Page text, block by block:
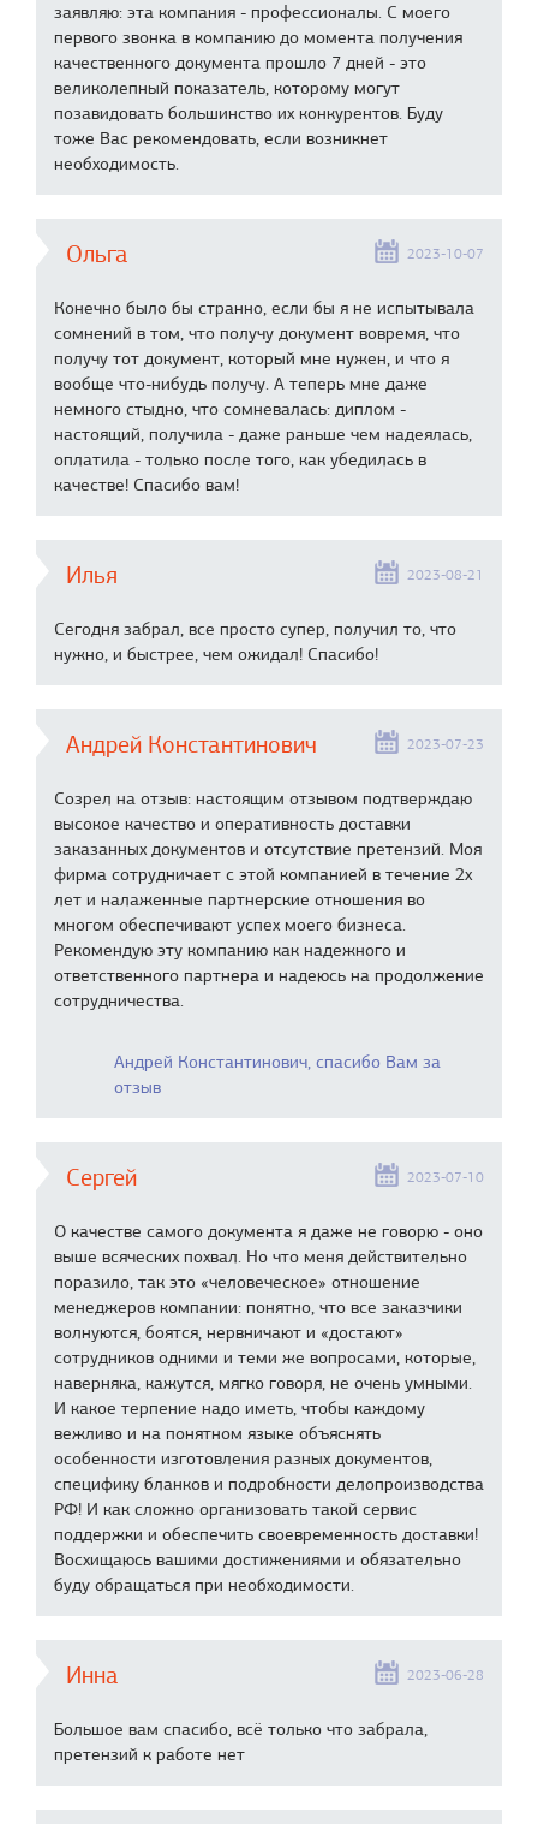
заявляю: эта компания - профессионалы. С моего
первого звонка в компанию до момента получения
качественного документа прошло 7 дней - это
великолепный показатель, которому могут
позавидовать большинство их конкурентов. Буду
тоже Вас рекомендовать, если возникнет
необходимость.
Ольга 2023-10-07
Конечно было бы странно, если бы я не испытывала
сомнений в том, что получу документ вовремя, что
получу тот документ, который мне нужен, и что я
вообще что-нибудь получу. А теперь мне даже
немного стыдно, что сомневалась: диплом -
настоящий, получила - даже раньше чем надеялась,
оплатила - только после того, как убедилась в
качестве! Спасибо вам!
Илья 2023-08-21
Сегодня забрал, все просто супер, получил то, что
нужно, и быстрее, чем ожидал! Спасибо!
Андрей Константинович 2023-07-23
Созрел на отзыв: настоящим отзывом подтверждаю
высокое качество и оперативность доставки
заказанных документов и отсутствие претензий. Моя
фирма сотрудничает с этой компанией в течение 2х
лет и налаженные партнерские отношения во
многом обеспечивают успех моего бизнеса.
Рекомендую эту компанию как надежного и
ответственного партнера и надеюсь на продолжение
сотрудничества.
Андрей Константинович, спасибо Вам за
отзыв
Сергей 2023-07-10
О качестве самого документа я даже не говорю - оно
выше всяческих похвал. Но что меня действительно
поразило, так это «человеческое» отношение
менеджеров компании: понятно, что все заказчики
волнуются, боятся, нервничают и «достают»
сотрудников одними и теми же вопросами, которые,
наверняка, кажутся, мягко говоря, не очень умными.
И какое терпение надо иметь, чтобы каждому
вежливо и на понятном языке объяснять
особенности изготовления разных документов,
специфику бланков и подробности делопроизводства
РФ! И как сложно организовать такой сервис
поддержки и обеспечить своевременность доставки!
Восхищаюсь вашими достижениями и обязательно
буду обращаться при необходимости.
Инна 2023-06-28
Большое вам спасибо, всё только что забрала,
претензий к работе нет